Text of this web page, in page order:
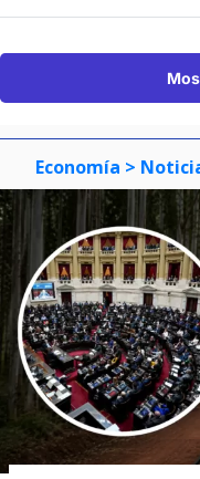
Economía >